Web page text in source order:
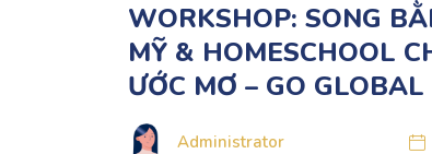
WORKSHOP: SONG
MỸ & HOMESCHOOL
ƯỚC MƠ – GO GLOBAL
Administrator